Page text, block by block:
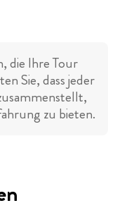
die Ihre Tour
Sie, dass jeder
zu bieten.